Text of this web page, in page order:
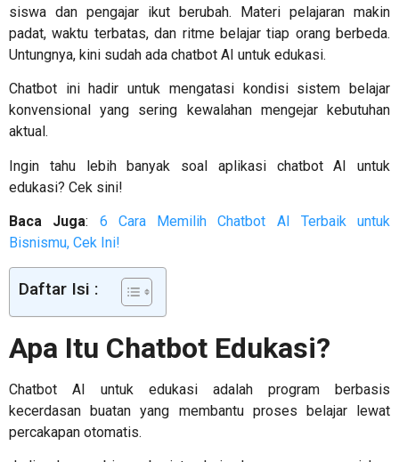
siswa dan pengajar ikut berubah. Materi pelajaran makin
padat, waktu terbatas, dan ritme belajar tiap orang berbeda.
Untungnya, kini sudah ada chatbot AI untuk edukasi.
Chatbot ini hadir untuk mengatasi kondisi sistem belajar
konvensional yang sering kewalahan mengejar kebutuhan
aktual.
Ingin tahu lebih banyak soal aplikasi chatbot AI untuk
edukasi? Cek sini!
Baca Juga: 6 Cara Memilih Chatbot AI Terbaik untuk
Bisnismu, Cek Ini!
Daftar Isi :
Apa Itu Chatbot Edukasi?
Chatbot AI untuk edukasi adalah program berbasis
kecerdasan buatan yang membantu proses belajar lewat
percakapan otomatis.